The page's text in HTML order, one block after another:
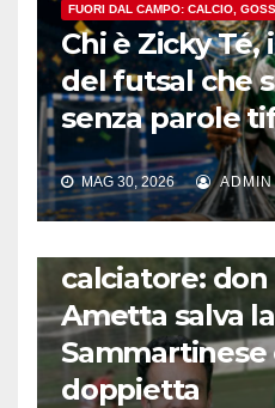
FUORI DAL CAMPO: CALCIO,
Chi è Zicky
del futsal che
senza parole
MAG 30, 2026 ADMIN
FUORI DAL CAMPO: CALCIO,
calciatore: don
Ametta salva la
Sammartinese
doppietta